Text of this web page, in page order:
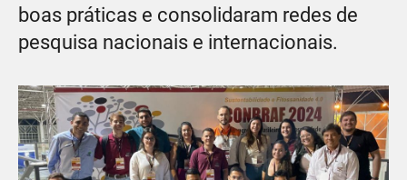
boas práticas e consolidaram redes de
pesquisa nacionais e internacionais.